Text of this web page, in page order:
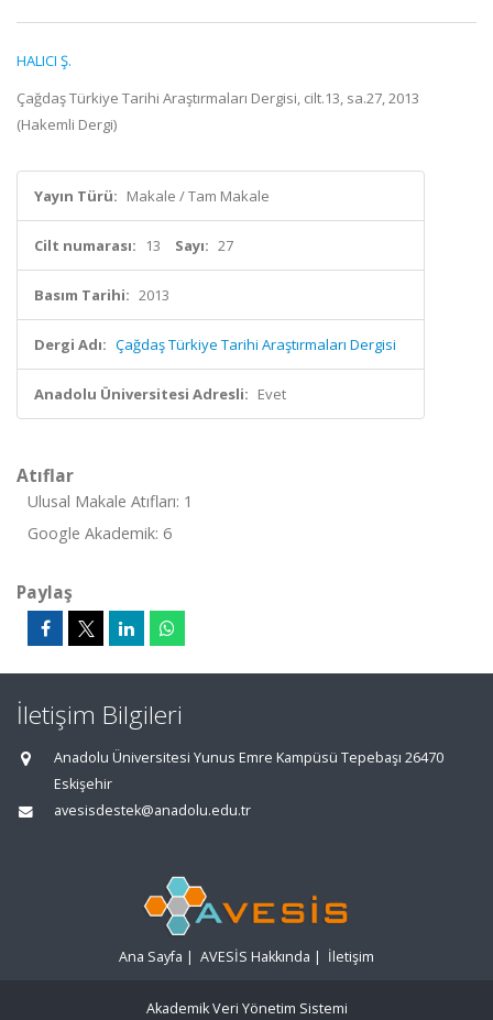
HALICI Ş.
Çağdaş Türkiye Tarihi Araştırmaları Dergisi, cilt.13, sa.27, 2013
(Hakemli Dergi)
Yayın Türü: Makale / Tam Makale
Cilt numarası: 13 Sayı: 27
Basım Tarihi: 2013
Dergi Adı: Çağdaş Türkiye Tarihi Araştırmaları Dergisi
Anadolu Üniversitesi Adresli: Evet
Atıflar
Ulusal Makale Atıfları: 1
Google Akademik: 6
Paylaş
İletişim Bilgileri
Anadolu Üniversitesi Yunus Emre Kampüsü Tepebaşı 26470
Eskişehir
avesisdestek@anadolu.edu.tr
Ana Sayfa | AVESİS Hakkında | İletişim
Akademik Veri Yönetim Sistemi